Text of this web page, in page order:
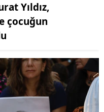
Yıldız,
çocuğun